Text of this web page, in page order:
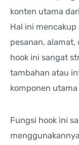
konten utama
Hal ini
pesanan,
hook ini sangat
tambahan atau
komponen
Fungsi hook ini